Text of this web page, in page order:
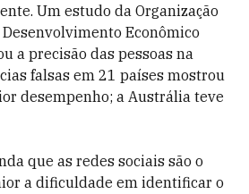
Um estudo da Organização
Desenvolvimento Econômico
a precisão das pessoas na
falsas em 21 países mostrou
desempenho; a Austrália teve
que as redes sociais são o
a dificuldade em identificar o